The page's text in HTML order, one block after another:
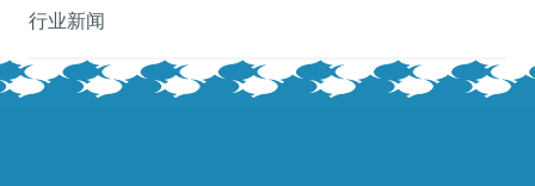
行业新闻